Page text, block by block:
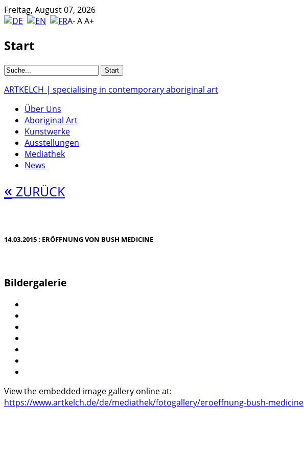
Freitag, August 07, 2026
A-AA+
Start
ARTKELCH | specialising in contemporary aboriginal art
Über Uns
Aboriginal Art
Kunstwerke
Ausstellungen
Mediathek
News
« ZURÜCK
14.03.2015 : ERÖFFNUNG VON BUSH MEDICINE
Bildergalerie
View the embedded image gallery online at:
https://www.artkelch.de/de/mediathek/fotogallery/eroeffnung-bush-medicine